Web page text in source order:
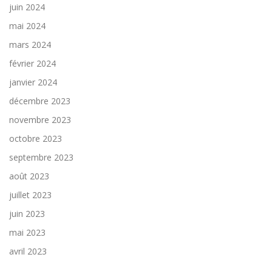
juin 2024
mai 2024
mars 2024
février 2024
janvier 2024
décembre 2023
novembre 2023
octobre 2023
septembre 2023
août 2023
juillet 2023
juin 2023
mai 2023
avril 2023